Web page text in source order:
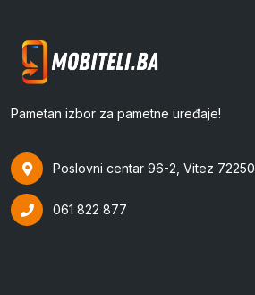
Pametan izbor za pametne uređaje!
Poslovni centar 96-2, Vitez 72250
061 822 877